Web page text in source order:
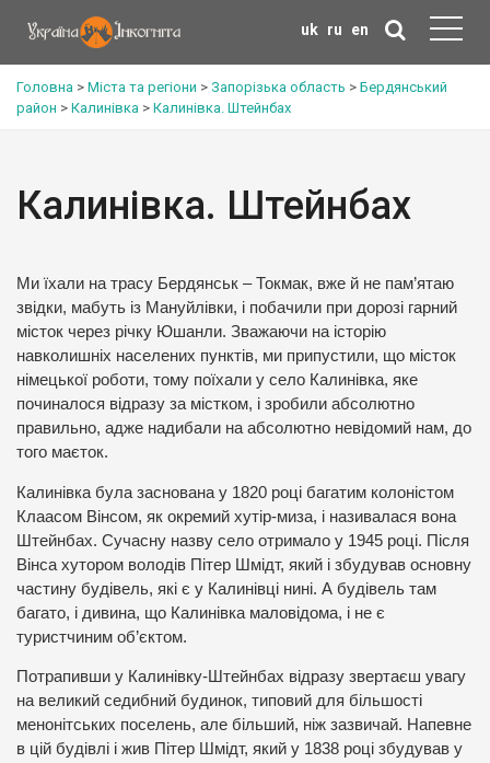
uk ru en
Головна > Міста та регіони > Запорізька область > Бердянський
район > Калинівка > Калинівка. Штейнбах
Калинівка. Штейнбах
Ми їхали на трасу Бердянськ – Токмак, вже й не пам’ятаю
звідки, мабуть із Мануйлівки, і побачили при дорозі гарний
місток через річку Юшанли. Зважаючи на історію
навколишніх населених пунктів, ми припустили, що місток
німецької роботи, тому поїхали у село Калинівка, яке
починалося відразу за містком, і зробили абсолютно
правильно, адже надибали на абсолютно невідомий нам, до
того маєток.
Калинівка була заснована у 1820 році багатим колоністом
Клаасом Вінсом, як окремий хутір-миза, і називалася вона
Штейнбах. Сучасну назву село отримало у 1945 році. Після
Вінса хутором володів Пітер Шмідт, який і збудував основну
частину будівель, які є у Калинівці нині. А будівель там
багато, і дивина, що Калинівка маловідома, і не є
туристчиним об’єктом.
Потрапивши у Калинівку-Штейнбах відразу звертаєш увагу
на великий седибний будинок, типовий для більшості
менонітських поселень, але більший, ніж зазвичай. Напевне
в цій будівлі і жив Пітер Шмідт, який у 1838 році збудував у